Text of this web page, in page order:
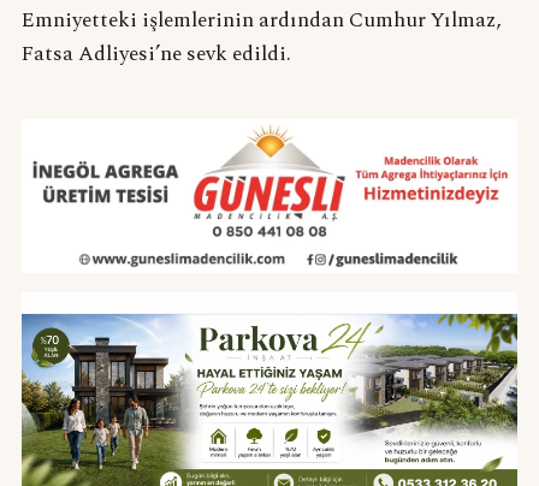
Emniyetteki işlemlerinin ardından Cumhur Yılmaz,
Fatsa Adliyesi’ne sevk edildi.